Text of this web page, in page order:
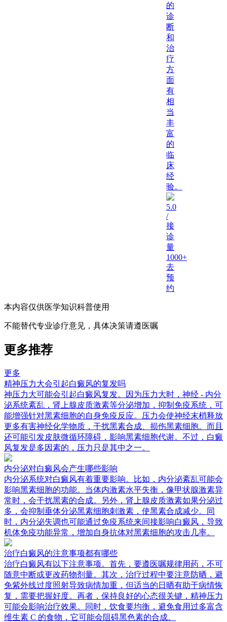
的
诊
断
和
治
疗
方
面
有
相
当
丰
富
的
临
床
经
验。
5.0
/
接
诊
量
1000+
去
预
约
本内容仅供医学知识科普使用
不能替代专业诊疗意见，具体决策请遵医嘱
更多推荐
更多
精神压力大会引起白癜风的复发吗
神压力大可能会引起白癜风复发。因为压力大时，神经 - 内分
泌系统紊乱，肾上腺皮质激素等分泌增加，抑制免疫系统，可
能增强针对黑素细胞的自身免疫反应。压力会使神经末梢释放
更多有害神经化学物质，干扰黑素合成、损伤黑素细胞。而且
还可能引发皮肤微循环障碍，影响黑素细胞代谢。不过，白癜
风复发是多因素的，压力只是其中之一。
内分泌对白癜风会产生哪些影响
内分泌系统对白癜风有着重要影响。比如，内分泌紊乱可能会
影响黑素细胞的功能。当体内激素水平失衡，像甲状腺激素异
常时，会干扰黑素的合成。另外，肾上腺皮质激素如果分泌过
多，会抑制垂体分泌黑素细胞刺激素，使黑素合成减少。同
时，内分泌失调也可能通过免疫系统来间接影响白癜风，导致
机体免疫功能异常，增加自身抗体对黑素细胞的攻击几率。
治疗白癜风的注意事项都有哪些
治疗白癜风有以下注意事项。首先，要遵医嘱规律用药，不可
随意中断或更改药物剂量。其次，治疗过程中要注意防晒，避
免紫外线过度照射导致病情加重，但适当的日晒有助于病情恢
复，需要把握好度。再者，保持良好的心态很关键，精神压力
可能会影响治疗效果。同时，饮食要均衡，避免食用过多富含
维生素 C 的食物，它可能会阻碍黑色素的合成。